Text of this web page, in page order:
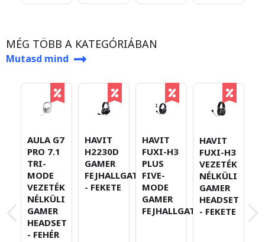
MÉG TÖBB A KATEGÓRIÁBAN
Mutasd mind
AULA G7
PRO 7.1
TRI-
MODE
VEZETÉK
NÉLKÜLI
GAMER
HEADSET
- FEHÉR
HAVIT
H2230D
GAMER
FEJHALLGATÓ
- FEKETE
HAVIT
FUXI-H3
PLUS
FIVE-
MODE
GAMER
FEJHALLGATÓ
HAVIT
FUXI-H3
VEZETÉK
NÉLKÜLI
GAMER
HEADSET
- FEKETE